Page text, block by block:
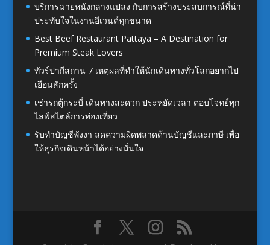
บริการฉายหนังกลางแปลง กับการสร้างประสบการณ์ที่น่า
ประทับใจในงานอีเวนต์ทุกขนาด
Best Beef Restaurant Pattaya – A Destination for
Premium Steak Lovers
ทัวร์ปากีสถาน 7 เหตุผลที่ทำให้นักเดินทางทั่วโลกอยากไป
เยือนสักครั้ง
เช่ารถตู้กระบี่ เดินทางสะดวก ประหยัดเวลา ตอบโจทย์ทุก
ไลฟ์สไตล์การท่องเที่ยว
รับทำบัญชีพังงา ลดความผิดพลาดด้านบัญชีและภาษี เพื่อ
ให้ธุรกิจเดินหน้าได้อย่างมั่นใจ